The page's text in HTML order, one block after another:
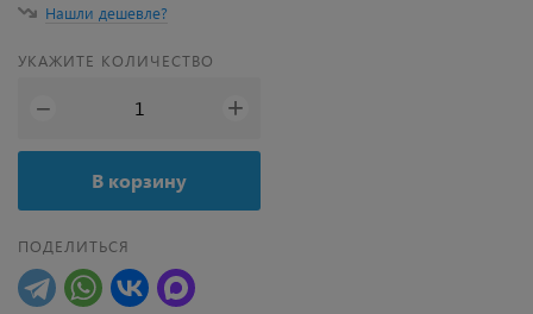
Нашли дешевле?
УКАЖИТЕ КОЛИЧЕСТВО
− +
В корзину
ПОДЕЛИТЬСЯ